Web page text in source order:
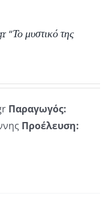
μυστικό της
Παραγωγός:
Προέλευση: